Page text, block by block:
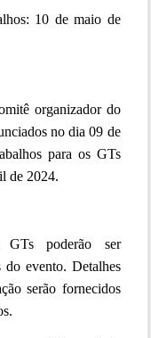
10 de maio de
organizador do
no dia 09 de
para os GTs
de 2024.
GTs poderão ser
do evento. Detalhes
serão fornecidos